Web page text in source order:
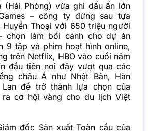
(Hải Phòng) vừa ghi dấu ấn lớn
– công ty đứng sau tựa
Huyền Thoại với 650 triệu người
chọn làm bối cảnh cho dự án
9 tập và phim hoạt hình online,
trên Netflix, HBO vào cuối năm
đầu tiên nơi đây vượt qua các
châu Á như Nhật Bản, Hàn
Lan để trở thành lựa chọn của
ra cơ hội vàng cho du lịch Việt
đốc Sản xuất Toàn cầu của